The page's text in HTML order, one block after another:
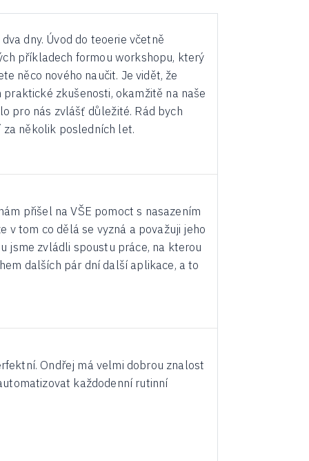
dny. Úvod do teoerie včetně
příkladech formou workshopu, který
něco nového naučit. Je vidět, že
zkušenosti, okamžitě na naše
pro nás zvlášť důležité. Rád bych
několik posledních let.
přišel na VŠE pomoct s nasazením
v tom co dělá se vyzná a považuji jeho
jsme zvládli spoustu práce, na kterou
dalších pár dní další aplikace, a to
Ondřej má velmi dobrou znalost
každodenní rutinní